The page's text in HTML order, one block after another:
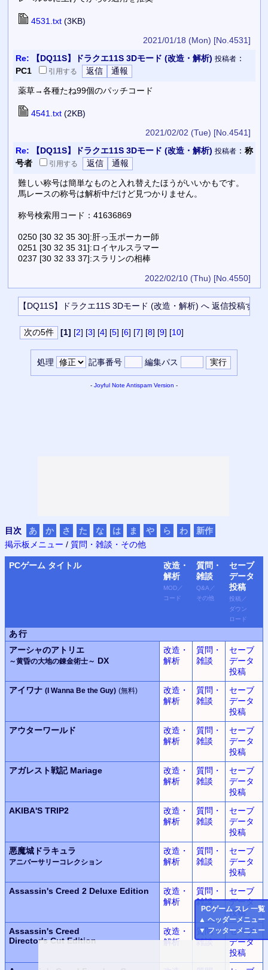
PCゲーム スレ 一覧
▲ ヘッダーメニュー
▼ フッターメニュー
4531.txt(3KB)
2021/01/18 (Mon) [No.4531]
Re: 【DQ11S】ドラクエ11S 3Dモード (改造・解析) 投稿者：
PC1
引用する
薬草→各種たね99個のパッチコード
4541.txt(2KB)
2021/02/02 (Tue) [No.4541]
Re: 【DQ11S】ドラクエ11S 3Dモード (改造・解析) 投稿者： 称
号者
引用する
難しい称号は簡単なものと入れ替えたほうがいいかもです。
馬レースの称号は解析中だけど見つかりません。
称号検索用コード：41636869
0250 [30 32 35 30]:肝っ玉ポーカー師
0251 [30 32 35 31]:ロイヤルスラマー
0237 [30 32 33 37]:スラリンの相棒
2022/02/10 (Thu) [No.4550]
[1] [2] [3] [4] [5] [6] [7] [8] [9] [10]
処理 記事番号 編集パス
- Joyful Note Antispam Version -
目次 あ か さ た な は ま や ら わ
新作
掲示板メニュー / 質問・雑談・その他
PCゲーム タイトル
改造・
解析
MOD ／
コード
質問・
雑談
Q&A ／
その他
セーブ
データ
投稿
投稿 ／
ダウン
ロード
あ行
アーシャのアトリエ
～黄昏の大地の錬金術士～ DX
改造・
解析
質問・
雑談
セーブ
データ
投稿
アイワナ (I Wanna Be the Guy) (無料)
改造・
解析
質問・
雑談
セーブ
データ
投稿
アウターワールド
改造・
解析
質問・
雑談
セーブ
データ
投稿
アガレスト戦記 Mariage
改造・
解析
質問・
雑談
セーブ
データ
投稿
AKIBA'S TRIP2
改造・
解析
質問・
雑談
セーブ
データ
投稿
悪魔城ドラキュラ
アニバーサリーコレクション
改造・
解析
質問・
雑談
セーブ
データ
投稿
Assassin's Creed 2 Deluxe Edition
改造・
解析
質問・
雑談
セーブ
データ
投稿
Assassin's Creed
Director's Cut Edition
改造・
解析
質問・
雑談
セーブ
データ
投稿